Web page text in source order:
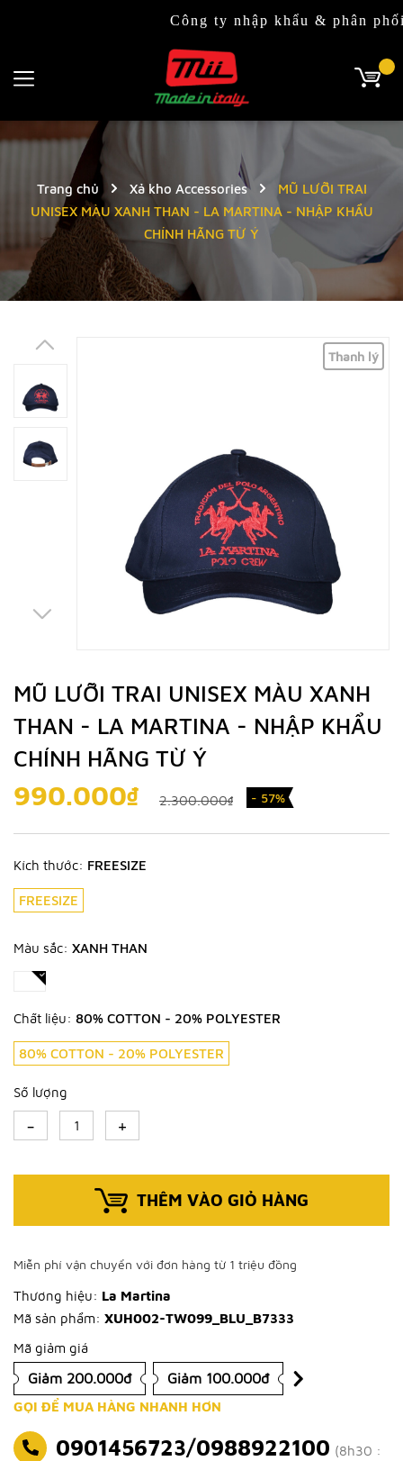
Công ty nhập khẩu & phân phối
Trang chủ Xả kho Accessories
MŨ LƯỠI TRAI
UNISEX MÀU XANH THAN - LA MARTINA - NHẬP KHẨU
CHÍNH HÃNG TỪ Ý
Thanh lý
MŨ LƯỠI TRAI UNISEX MÀU XANH
THAN - LA MARTINA - NHẬP KHẨU
CHÍNH HÃNG TỪ Ý
990.000₫ 2.300.000₫ - 57%
Kích thước: FREESIZE
FREESIZE
Màu sắc: XANH THAN
Chất liệu: 80% COTTON - 20% POLYESTER
80% COTTON - 20% POLYESTER
Số lượng
- +
THÊM VÀO GIỎ HÀNG
Miễn phí vận chuyển với đơn hàng từ 1 triệu đồng
Thương hiệu: La Martina
Mã sản phẩm: XUH002-TW099_BLU_B7333
Mã giảm giá
Giảm 200.000đ Giảm 100.000đ
GỌI ĐỂ MUA HÀNG NHANH HƠN
0901456723/0988922100 (8h30 :